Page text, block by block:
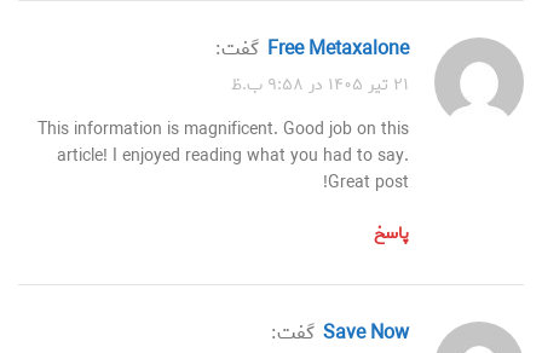
Free Metaxalone گفت:
۲۱ تیر ۱۴۰۵ در ۹:۵۸ ب.ظ
This information is magnificent. Good job on this
article! I enjoyed reading what you had to say.
Great post!
پاسخ
Save Now گفت: